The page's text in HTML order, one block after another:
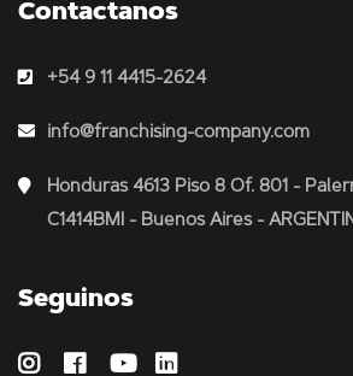
Contactanos
+54 9 11 4415-2624
info@franchising-company.com
Honduras 4613 Piso 8 Of. 801 -
C1414BMI - Buenos Aires -
Seguinos